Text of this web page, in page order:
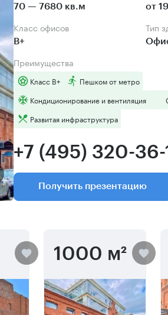
70 — 7680 кв.м от
Класс офисов
B+
Тип
Преимущества
Класс B+
Пешком от метро
Кондиционирование и вентиляция
Развитая инфраструктура
+7 (495) 320-36-
Получить презентацию
1000 м²